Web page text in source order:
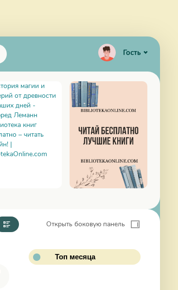
Гость
Открыть боковую панель
Топ месяца